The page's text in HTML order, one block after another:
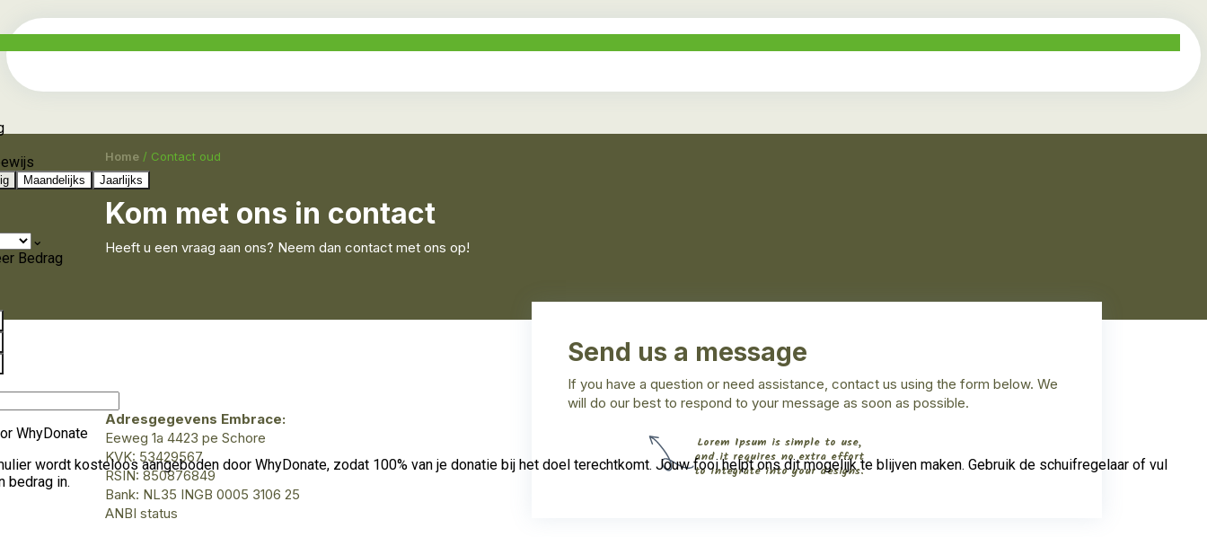
Home / Contact oud
Kom met ons in contact
Heeft u een vraag aan ons? Neem dan contact met ons op!
Adresgegevens Embrace:
Eeweg 1a 4423 pe Schore
KVK: 53429567
RSIN: 850876849
Bank: NL35 INGB 0005 3106 25
ANBI status
Send us a message
If you have a question or need assistance, contact us using the form below. We
will do our best to respond to your message as soon as possible.
Lorem Ipsum is simple to use,
and it requires no extra effort
to integrate into your designs.